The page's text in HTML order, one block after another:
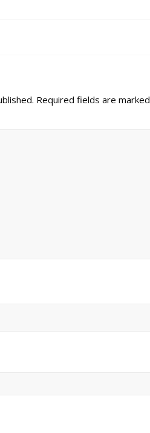
Required fields are marked